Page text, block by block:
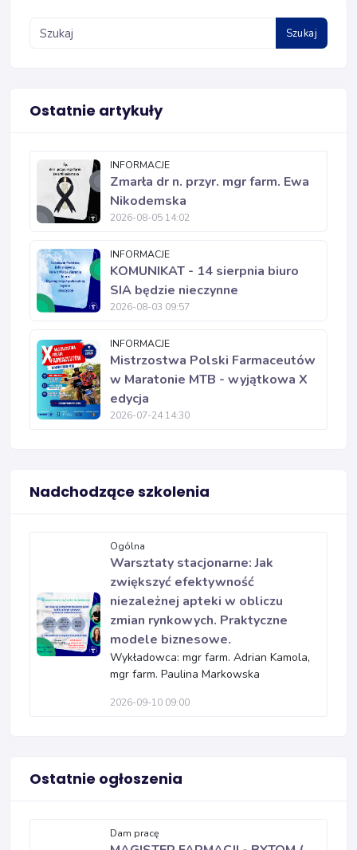
Szukaj
Ostatnie artykuły
INFORMACJE
Zmarła dr n. przyr. mgr farm. Ewa
Nikodemska
2026-08-05 14:02
INFORMACJE
KOMUNIKAT - 14 sierpnia biuro
SIA będzie nieczynne
2026-08-03 09:57
INFORMACJE
Mistrzostwa Polski Farmaceutów
w Maratonie MTB - wyjątkowa X
edycja
2026-07-24 14:30
Nadchodzące szkolenia
Ogólna
Warsztaty stacjonarne: Jak
zwiększyć efektywność
niezależnej apteki w obliczu
zmian rynkowych. Praktyczne
modele biznesowe.
Wykładowca: mgr farm. Adrian Kamola,
mgr farm. Paulina Markowska
2026-09-10 09:00
Ostatnie ogłoszenia
Dam pracę